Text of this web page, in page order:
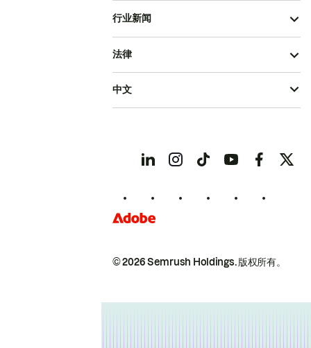
行业新闻
© 2026 Semrush Holdings.版权所有。
法律
中文